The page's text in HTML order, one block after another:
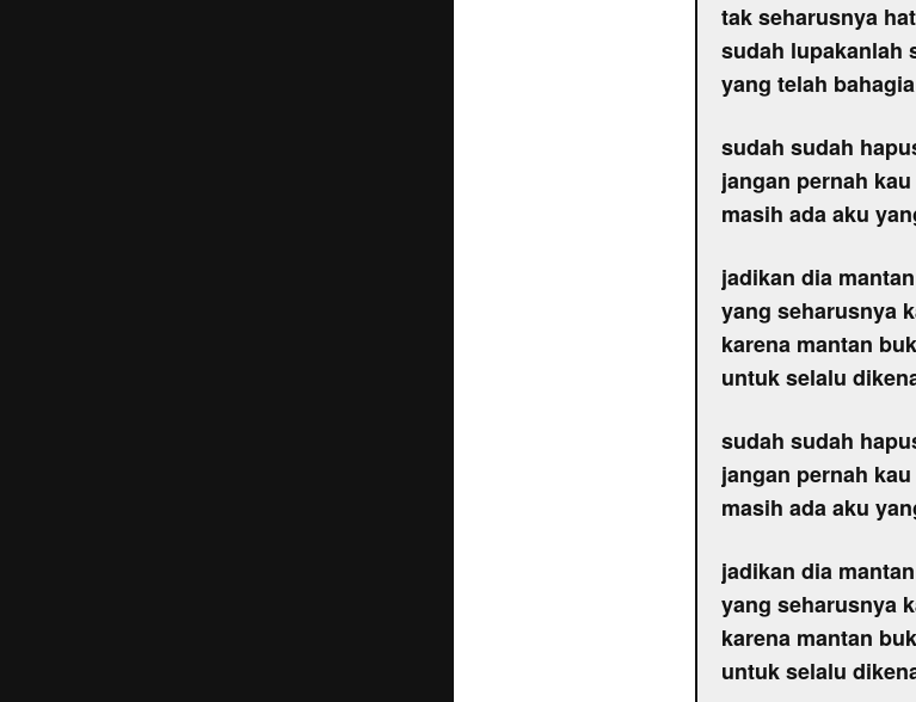
tak seharusnya
sudah lupakanlah
yang telah
sudah sudah
jangan pernah
masih ada aku
jadikan dia
yang seharusnya
karena mantan
untuk selalu
sudah sudah
jangan pernah
masih ada aku
jadikan dia
yang seharusnya
karena mantan
untuk selalu